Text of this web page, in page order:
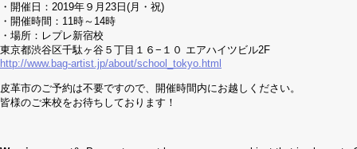
・開催日：2019年９月23日(月・祝)
・開催時間：11時～14時
・場所：レプレ新宿校
東京都渋谷区千駄ヶ谷５丁目１６−１０ エアハイツビル2F
http://www.bag-artist.jp/about/school_tokyo.html
皮革市のご予約は不要ですので、開催時間内にお越しください。
皆様のご来校をお待ちしております！